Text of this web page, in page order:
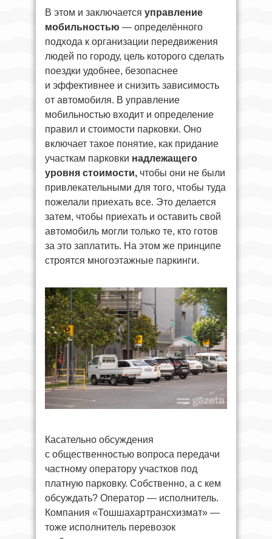
В этом и заключается управление
мобильностью — определённого
подхода к организации передвижения
людей по городу, цель которого сделать
поездки удобнее, безопаснее
и эффективнее и снизить зависимость
от автомобиля. В управление
мобильностью входит и определение
правил и стоимости парковки. Оно
включает такое понятие, как придание
участкам парковки надлежащего
уровня стоимости, чтобы они не были
привлекательными для того, чтобы туда
пожелали приехать все. Это делается
затем, чтобы приехать и оставить свой
автомобиль могли только те, кто готов
за это заплатить. На этом же принципе
строятся многоэтажные паркинги.
Касательно обсуждения
с общественностью вопроса передачи
частному оператору участков под
платную парковку. Собственно, а с кем
обсуждать? Оператор — исполнитель.
Компания «Тошшахартрансхизмат» —
тоже исполнитель перевозок